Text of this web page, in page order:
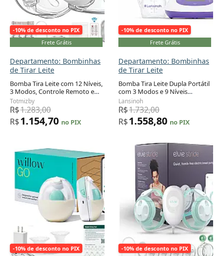
-10% de desconto no PIX
Frete Grátis
Departamento: Bombinhas
de Tirar Leite
Bomba Tira Leite com 12 Níveis,
3 Modos, Controle Remoto e
Tela LCD, 2Un, Totmizby, Cinza
Totmizby
R$1.283,00
R$1.154,70 no PIX
-10% de desconto no PIX
Frete Grátis
Departamento: Bombinhas
de Tirar Leite
Bomba Tira Leite Dupla Portátil
com 3 Modos e 9 Níveis
Ajustáveis pelo Painel de
Controle, LANSINOH 53050,
Lilás
Lansinoh
R$1.732,00
R$1.558,80 no PIX
-10% de desconto no PIX
Adicionar ao carrinho
-10% de desconto no PIX
Adicionar ao carrinho